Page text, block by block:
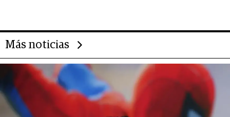
Más noticias